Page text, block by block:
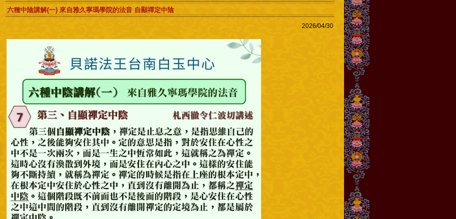
六種中陰講解(一) 來自雅久寧瑪學院的法音 自顯禪定中陰
2026/04/30